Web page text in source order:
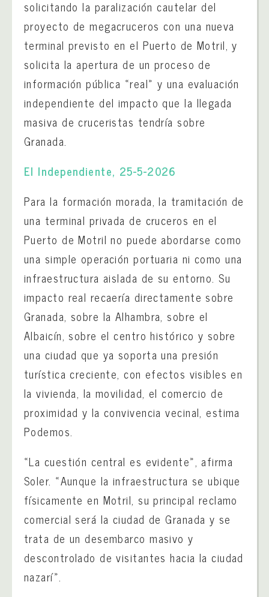
solicitando la paralización cautelar del
proyecto de megacruceros con una nueva
terminal previsto en el Puerto de Motril, y
solicita la apertura de un proceso de
información pública «real» y una evaluación
independiente del impacto que la llegada
masiva de cruceristas tendría sobre
Granada.
El Independiente, 25-5-2026
Para la formación morada, la tramitación de
una terminal privada de cruceros en el
Puerto de Motril no puede abordarse como
una simple operación portuaria ni como una
infraestructura aislada de su entorno. Su
impacto real recaería directamente sobre
Granada, sobre la Alhambra, sobre el
Albaicín, sobre el centro histórico y sobre
una ciudad que ya soporta una presión
turística creciente, con efectos visibles en
la vivienda, la movilidad, el comercio de
proximidad y la convivencia vecinal, estima
Podemos.
«La cuestión central es evidente», afirma
Soler. «Aunque la infraestructura se ubique
físicamente en Motril, su principal reclamo
comercial será la ciudad de Granada y se
trata de un desembarco masivo y
descontrolado de visitantes hacia la ciudad
nazarí».